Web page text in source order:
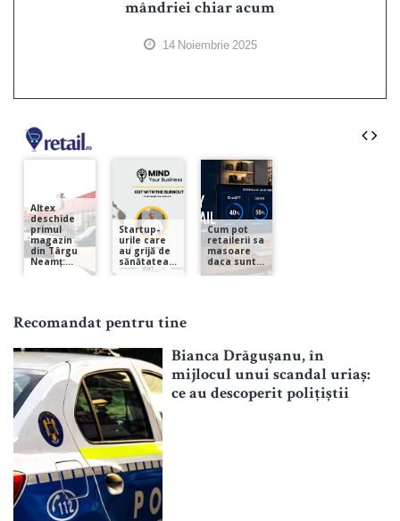
mândriei chiar acum
14 Noiembrie 2025
Recomandat pentru tine
Bianca Drăgușanu, în
mijlocul unui scandal uriaș:
ce au descoperit polițiștii